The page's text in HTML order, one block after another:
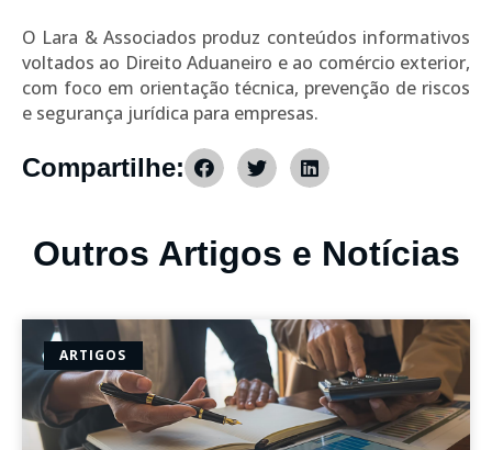
O Lara & Associados produz conteúdos informativos
voltados ao Direito Aduaneiro e ao comércio exterior,
com foco em orientação técnica, prevenção de riscos
e segurança jurídica para empresas.
Compartilhe:
Outros Artigos e Notícias
ARTIGOS